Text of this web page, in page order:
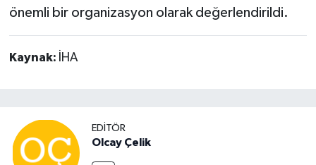
önemli bir organizasyon olarak değerlendirildi.
Kaynak: İHA
EDITÖR
Olcay Çelik